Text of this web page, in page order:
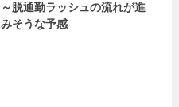
～脱通勤ラッシュの流れが進
みそうな予感